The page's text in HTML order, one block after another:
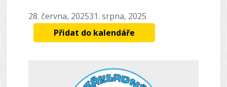
28. června, 202531. srpna, 2025
Přidat do kalendáře